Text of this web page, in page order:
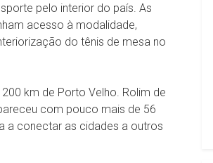
pelo interior do país. As
acesso à modalidade,
do tênis de mesa no
km de Porto Velho. Rolim de
com pouco mais de 56
a conectar as cidades a outros